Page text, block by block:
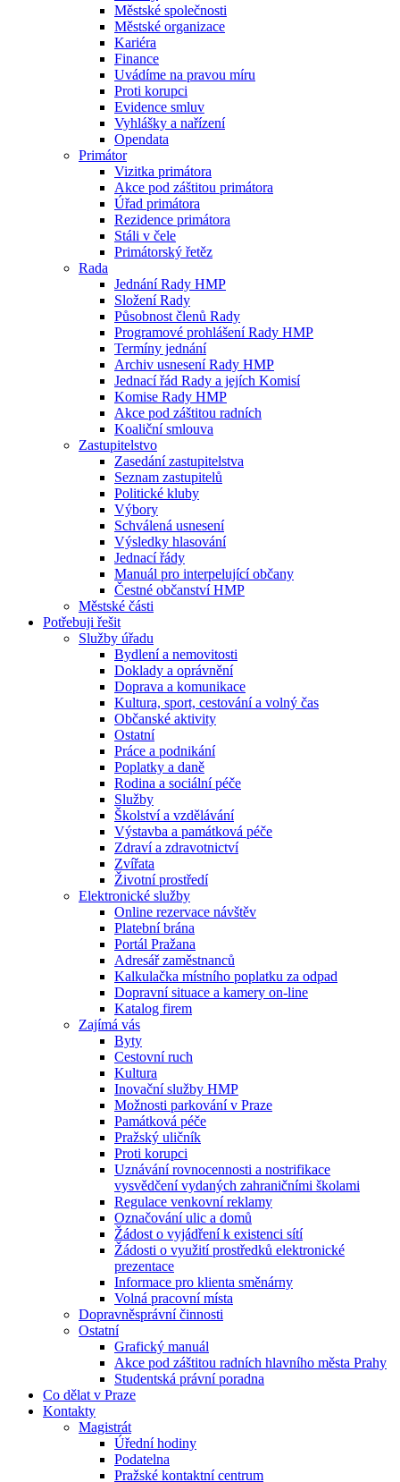
Městské společnosti
Městské organizace
Kariéra
Finance
Uvádíme na pravou míru
Proti korupci
Evidence smluv
Vyhlášky a nařízení
Opendata
Primátor
Vizitka primátora
Akce pod záštitou primátora
Úřad primátora
Rezidence primátora
Stáli v čele
Primátorský řetěz
Rada
Jednání Rady HMP
Složení Rady
Působnost členů Rady
Programové prohlášení Rady HMP
Termíny jednání
Archiv usnesení Rady HMP
Jednací řád Rady a jejích Komisí
Komise Rady HMP
Akce pod záštitou radních
Koaliční smlouva
Zastupitelstvo
Zasedání zastupitelstva
Seznam zastupitelů
Politické kluby
Výbory
Schválená usnesení
Výsledky hlasování
Jednací řády
Manuál pro interpelující občany
Čestné občanství HMP
Městské části
Potřebuji řešit
Služby úřadu
Bydlení a nemovitosti
Doklady a oprávnění
Doprava a komunikace
Kultura, sport, cestování a volný čas
Občanské aktivity
Ostatní
Práce a podnikání
Poplatky a daně
Rodina a sociální péče
Služby
Školství a vzdělávání
Výstavba a památková péče
Zdraví a zdravotnictví
Zvířata
Životní prostředí
Elektronické služby
Online rezervace návštěv
Platební brána
Portál Pražana
Adresář zaměstnanců
Kalkulačka místního poplatku za odpad
Dopravní situace a kamery on-line
Katalog firem
Zajímá vás
Byty
Cestovní ruch
Kultura
Inovační služby HMP
Možnosti parkování v Praze
Památková péče
Pražský uličník
Proti korupci
Uznávání rovnocennosti a nostrifikace
vysvědčení vydaných zahraničními školami
Regulace venkovní reklamy
Označování ulic a domů
Žádost o vyjádření k existenci sítí
Žádosti o využití prostředků elektronické
prezentace
Informace pro klienta směnárny
Volná pracovní místa
Dopravněsprávní činnosti
Ostatní
Grafický manuál
Akce pod záštitou radních hlavního města Prahy
Studentská právní poradna
Co dělat v Praze
Kontakty
Magistrát
Úřední hodiny
Podatelna
Pražské kontaktní centrum